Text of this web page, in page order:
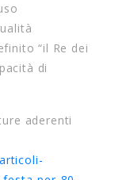
“il Re dei
di
aderenti